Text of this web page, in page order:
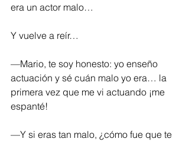
era un actor malo…
Y vuelve a reír…
—Mario, te soy honesto: yo enseño
actuación y sé cuán malo yo era… la
primera vez que me vi actuando ¡me
espanté!
—Y si eras tan malo, ¿cómo fue que te